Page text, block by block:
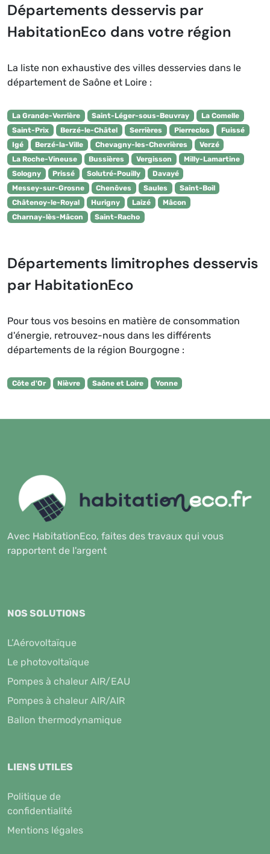
Départements desservis par
HabitationEco dans votre région
La liste non exhaustive des villes desservies dans le
département de Saône et Loire :
La Grande-Verrière Saint-Léger-sous-Beuvray
La Comelle
Saint-Prix
Berzé-le-Châtel Serrières Pierreclos
Fuissé
Igé
Berzé-la-Ville Chevagny-les-Chevrières
Verzé
La Roche-Vineuse
Bussières Vergisson
Milly-Lamartine
Sologny
Prissé Solutré-Pouilly
Davayé
Messey-sur-Grosne
Chenôves Saules
Saint-Boil
Châtenoy-le-Royal
Hurigny Laizé
Mâcon
Charnay-lès-Mâcon
Saint-Racho
Départements limitrophes desservis
par HabitationEco
Pour tous vos besoins en matière de consommation
d'énergie, retrouvez-nous dans les différents
départements de la région Bourgogne :
Côte d'Or Nièvre Saône et Loire Yonne
Avec HabitationEco, faites des travaux qui vous
rapportent de l'argent
NOS SOLUTIONS
L’Aérovoltaïque
Le photovoltaïque
Pompes à chaleur AIR/EAU
Pompes à chaleur AIR/AIR
Ballon thermodynamique
LIENS UTILES
Politique de
confidentialité
Mentions légales